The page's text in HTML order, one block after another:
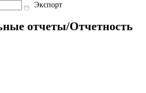
отчетного периода
по
отчеты/Отчетность